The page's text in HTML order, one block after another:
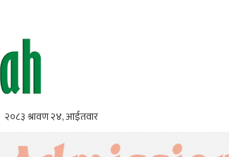
२०८३ श्रावण २४, आईतवार